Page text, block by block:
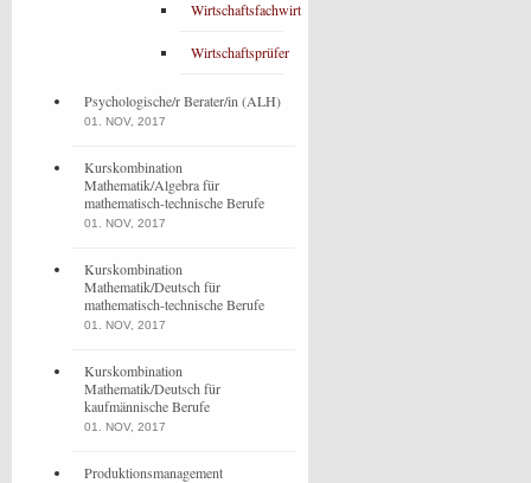
Wirtschaftsfachwirt
Wirtschaftsprüfer
Psychologische/r Berater/in (ALH)
01. NOV, 2017
Kurskombination
Mathematik/Algebra für
mathematisch-technische Berufe
01. NOV, 2017
Kurskombination
Mathematik/Deutsch für
mathematisch-technische Berufe
01. NOV, 2017
Kurskombination
Mathematik/Deutsch für
kaufmännische Berufe
01. NOV, 2017
Produktionsmanagement